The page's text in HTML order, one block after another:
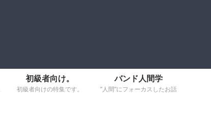
初級者向け。
初級者向けの特集です。
バンド人間学
”人間”にフォーカスしたお話